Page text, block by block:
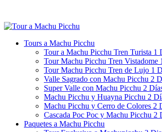
Tours a Machu Picchu
Tour a Machu Picchu Tren Turista 1
Tour Machu Picchu Tren Vistadome
Tour Machu Picchu Tren de Lujo 1
Valle Sagrado con Machu Picchu 2
Super Valle con Machu Picchu 2
Machu Picchu y Huayna Picchu 2
Machu Picchu y Cerro de Colores 2
Cascada Poc Poc y Machu Picchu 2
Paquetes a Machu Picchu